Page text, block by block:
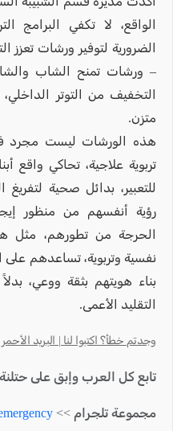
الواقع، لا تكفي البرامج
الضرورية لتوفير ورشات تعزز
– ورشات تمنح الشاب
التخفيف من التوتر
متزن.
هذه الورشات ليست مجرد
تربوية علاجية، تحاكي واقع
للتعبير، بدائل صحية
رؤية أنفسهم من منظور
الحرجة من تطورهم، مثل
نفسية وتربوية، تساعدهم على
بناء هويتهم بثقة ووعي،
التقليد الأعمى.
وجدتم خطأ؟ اكتبوا لنا | البريد
تابع كل العرب وإبق على
مجموعة تلجرام >>